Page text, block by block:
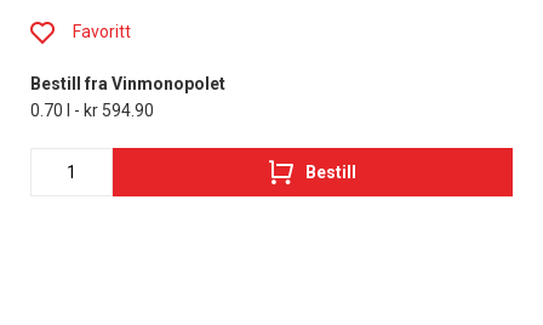
Favoritt
Bestill fra Vinmonopolet
0.70 l - kr 594.90
Bestill